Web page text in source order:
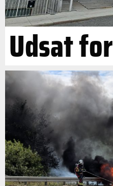
Udsat for